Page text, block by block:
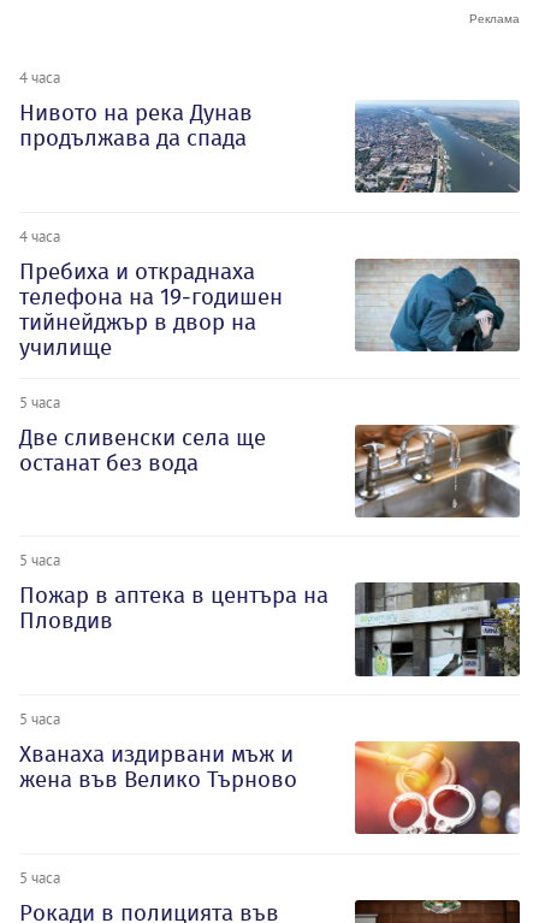
4 часа
Нивото на река Дунав
продължава да спада
4 часа
Пребиха и откраднаха
телефона на 19-годишен
тийнейджър в двор на
училище
5 часа
Две сливенски села ще
останат без вода
5 часа
Пожар в аптека в центъра на
Пловдив
5 часа
Хванаха издирвани мъж и
жена във Велико Търново
5 часа
Рокади в полицията във